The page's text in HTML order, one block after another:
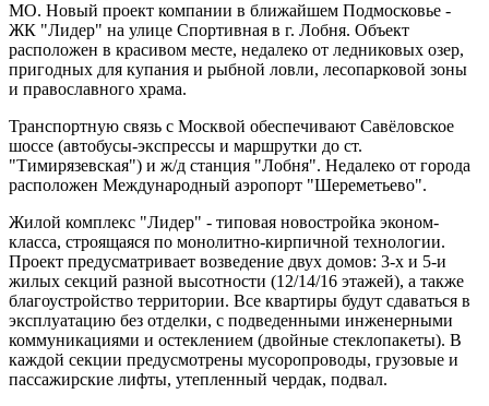
МО. Новый проект компании в ближайшем Подмосковье -
ЖК "Лидер" на улице Спортивная в г. Лобня. Объект
расположен в красивом месте, недалеко от ледниковых озер,
пригодных для купания и рыбной ловли, лесопарковой зоны
и православного храма.
Транспортную связь с Москвой обеспечивают Савёловское
шоссе (автобусы-экспрессы и маршрутки до ст.
"Тимирязевская") и ж/д станция "Лобня". Недалеко от города
расположен Международный аэропорт "Шереметьево".
Жилой комплекс "Лидер" - типовая новостройка эконом-
класса, строящаяся по монолитно-кирпичной технологии.
Проект предусматривает возведение двух домов: 3-х и 5-и
жилых секций разной высотности (12/14/16 этажей), а также
благоустройство территории. Все квартиры будут сдаваться в
эксплуатацию без отделки, с подведенными инженерными
коммуникациями и остеклением (двойные стеклопакеты). В
каждой секции предусмотрены мусоропроводы, грузовые и
пассажирские лифты, утепленный чердак, подвал.